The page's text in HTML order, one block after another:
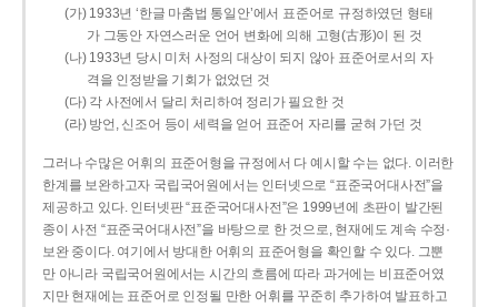
(가) 1933년 ‘한글 마춤법 통일안’에서 표준어로 규정하였던 형태
가 그동안 자연스러운 언어 변화에 의해 고형(古形)이 된 것
(나) 1933년 당시 미처 사정의 대상이 되지 않아 표준어로서의 자
격을 인정받을 기회가 없었던 것
(다) 각 사전에서 달리 처리하여 정리가 필요한 것
(라) 방언, 신조어 등이 세력을 얻어 표준어 자리를 굳혀 가던 것
그러나 수많은 어휘의 표준어형을 규정에서 다 예시할 수는 없다. 이러한
한계를 보완하고자 국립국어원에서는 인터넷으로 “표준국어대사전”을
제공하고 있다. 인터넷판 “표준국어대사전”은 1999년에 초판이 발간된
종이 사전 “표준국어대사전”을 바탕으로 한 것으로, 현재에도 계속 수정·
보완 중이다. 여기에서 방대한 어휘의 표준어형을 확인할 수 있다. 그뿐
만 아니라 국립국어원에서는 시간의 흐름에 따라 과거에는 비표준어였
지만 현재에는 표준어로 인정될 만한 어휘를 꾸준히 추가하여 발표하고